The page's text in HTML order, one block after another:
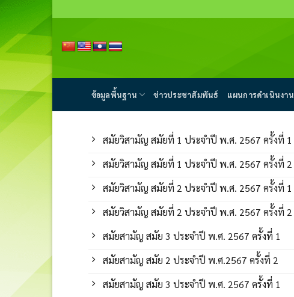
to
content
ข้อมูลพื้นฐาน ข่าวประชาสัมพันธ์ แผนการดำเนินงาน
สมัยวิสามัญ สมัยที่ 1 ประจำปี พ.ศ. 2567 ครั้งที่ 1
สมัยวิสามัญ สมัยที่ 1 ประจำปี พ.ศ. 2567 ครั้งที่ 2
สมัยวิสามัญ สมัยที่ 2 ประจำปี พ.ศ. 2567 ครั้งที่ 1
สมัยวิสามัญ สมัยที่ 2 ประจำปี พ.ศ. 2567 ครั้งที่ 2
สมัยสามัญ สมัย 3 ประจำปี พ.ศ. 2567 ครั้งที่ 1
สมัยสามัญ สมัย 2 ประจำปี พ.ศ.2567 ครั้งที่ 2
สมัยสามัญ สมัย 3 ประจำปี พ.ศ. 2567 ครั้งที่ 1